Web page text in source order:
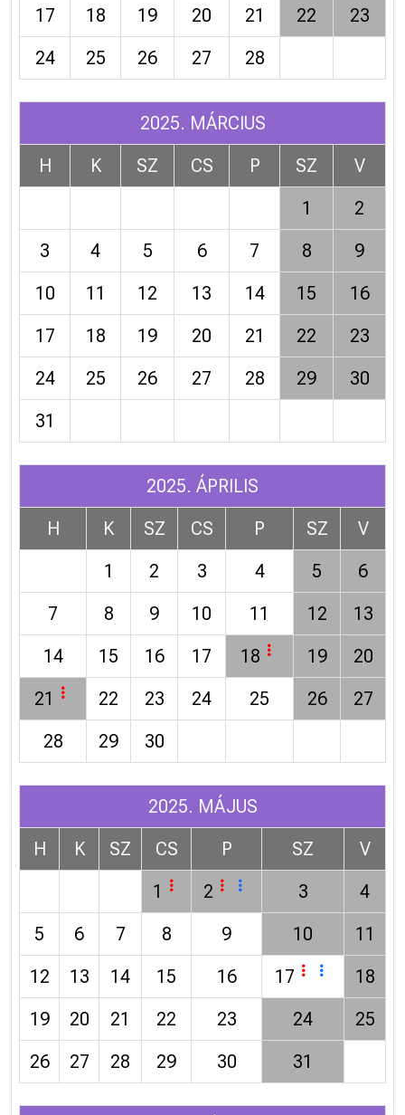
17
18 19 20 21 22
23
24
25 26 27 28
2025. MÁRCIUS
H
K SZ CS P SZ
V
1
2
3
4 5 6 7 8
9
10
11 12 13 14 15
16
17
18 19 20 21 22
23
24
25 26 27 28 29
30
31
2025. ÁPRILIS
H
K SZ CS P SZ
V
1
2 3 4 5
6
7
8 9 10 11 12
13
14
15 16 17 18 19
20
21
22 23 24 25 26
27
28
29 30
2025. MÁJUS
H
K SZ CS P SZ
V
1
2 3
4
5
6 7 8 9 10
11
12
13 14 15 16 17
18
19
20 21 22 23 24
25
26
27 28 29 30 31